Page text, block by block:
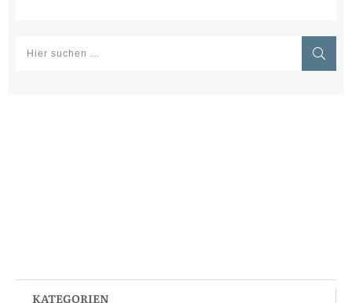
KATEGORIEN